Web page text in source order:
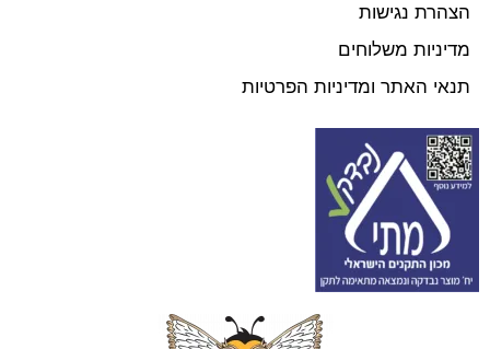
הצהרת נגישות
מדיניות משלוחים
תנאי האתר ומדיניות הפרטיות